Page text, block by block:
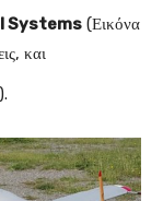
Systems (Εικόνα
και